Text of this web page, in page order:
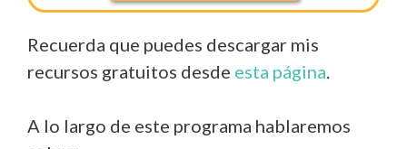
Recuerda que puedes descargar mis
recursos gratuitos desde esta página.
A lo largo de este programa hablaremos